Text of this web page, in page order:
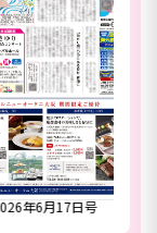
6月17日号